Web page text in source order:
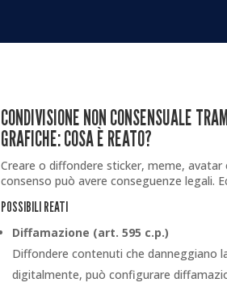
CONDIVISIONE NON CONSENSUALE
GRAFICHE: COSA È REATO?
Creare o diffondere sticker, meme,
consenso può avere conseguenze legali.
POSSIBILI REATI
Diffamazione (art. 595 c.p.)
Diffondere contenuti che danneggiano
digitalmente, può configurare